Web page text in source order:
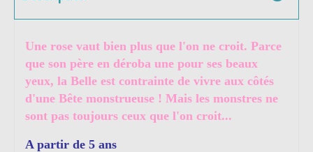
Une rose vaut bien plus que l'on ne croit. Parce
que son père en déroba une pour ses beaux
yeux, la Belle est contrainte de vivre aux côtés
d'une Bête monstrueuse ! Mais les monstres ne
sont pas toujours ceux que l'on croit...
A partir de 5 ans